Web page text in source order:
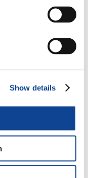
Show details
Medio Oriente si
ad altre associazioni,
Erasmus+(UE).
e della
sociali.